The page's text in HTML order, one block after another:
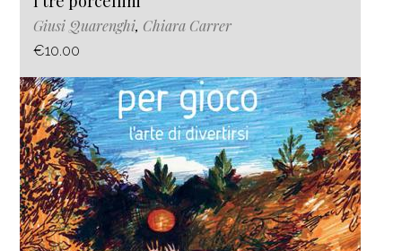
Giusi Quarenghi, Chiara Carrer
€10.00